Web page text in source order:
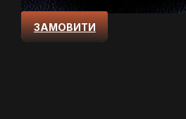
ЗАМОВИТИ